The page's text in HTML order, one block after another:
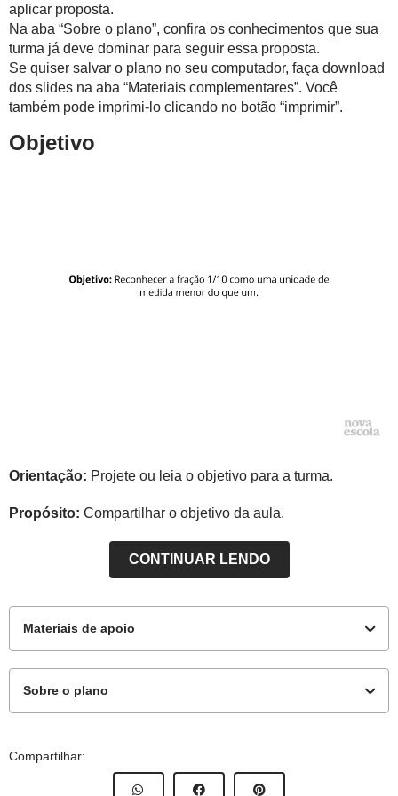
aplicar proposta.
Na aba “Sobre o plano”, confira os conhecimentos que sua
turma já deve dominar para seguir essa proposta.
Se quiser salvar o plano no seu computador, faça download
dos slides na aba “Materiais complementares”. Você
também pode imprimi-lo clicando no botão “imprimir”.
Objetivo
Orientação: Projete ou leia o objetivo para a turma.
Propósito: Compartilhar o objetivo da aula.
CONTINUAR LENDO
Materiais de apoio
Sobre o plano
Este plano de aula foi elaborado pelo Time de Autores
Compartilhar: